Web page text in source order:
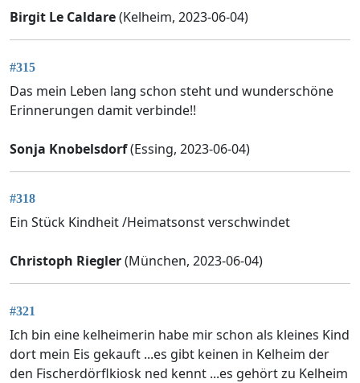
Birgit Le Caldare(Kelheim, 2023-06-04)
#315
Das mein Leben lang schon steht und wunderschöne
Erinnerungen damit verbinde!!
Sonja Knobelsdorf(Essing, 2023-06-04)
#318
Ein Stück Kindheit /Heimatsonst verschwindet
Christoph Riegler(München, 2023-06-04)
#321
Ich bin eine kelheimerin habe mir schon als kleines Kind
dort mein Eis gekauft ...es gibt keinen in Kelheim der
den Fischerdörflkiosk ned kennt ...es gehört zu Kelheim